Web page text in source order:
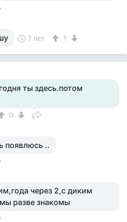
7 лет 1
ты здесь.потом
0
появлюсь ..
через 2,с диким
разве знакомы